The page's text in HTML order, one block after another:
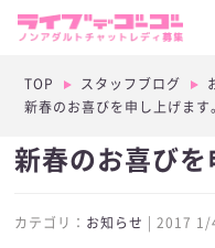
TOP スタッフブログ
新春のお喜びを申し上げます
新春のお喜びを
カテゴリ： お知らせ | 2017 1/